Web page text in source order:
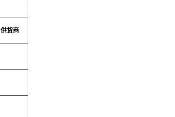
供货商